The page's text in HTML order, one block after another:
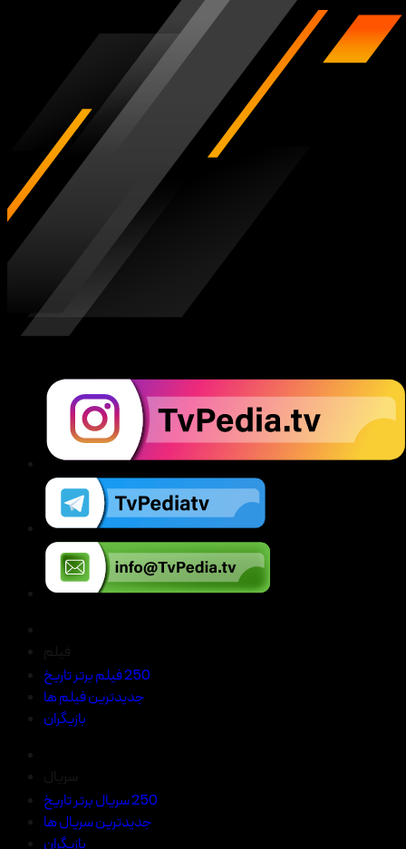
250 فیلم برتر تاریخ
جدیدترین فیلم ها
بازیگران
250 سریال برتر تاریخ
جدیدترین سریال ها
بازیگران